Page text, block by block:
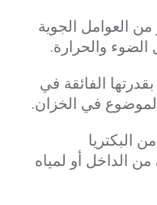
من العوامل الجوية
الضوء والحرارة.
الفائقة في
في الخزان.
البكتريا
الداخل أو لمياه